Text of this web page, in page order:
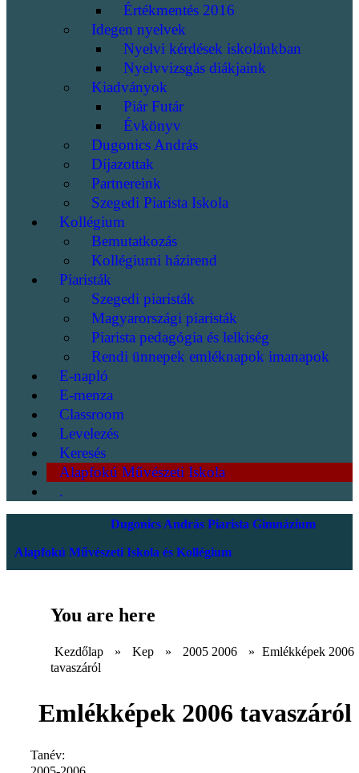
Értékmentés 2016
Idegen nyelvek
Nyelvi kérdések iskolánkban
Nyelvvizsgás diákjaink
Kiadványok
Piár Futár
Évkönyv
Dugonics András
Díjazottak
Partnereink
Szegedi Piarista Iskola
Kollégium
Bemutatkozás
Kollégiumi házirend
Piaristák
Szegedi piaristák
Magyarországi piaristák
Piarista pedagógia és lelkiség
Rendi ünnepek emléknapok imanapok
E-napló
E-menza
Classroom
Levelezés
Keresés
Alapfokú Művészeti Iskola
.
Dugonics András Piarista Gimnázium
Alapfokú Művészeti Iskola és Kollégium
You are here
Kezdőlap » Kep » 2005 2006 » Emlékképek 2006
tavaszáról
Emlékképek 2006 tavaszáról
Tanév: